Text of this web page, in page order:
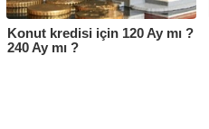
Konut kredisi için 120 Ay mı ?
240 Ay mı ?